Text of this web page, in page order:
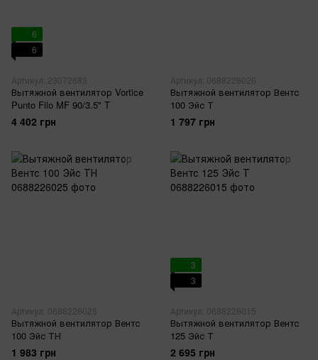
6
6
Артикул: 23072683
Вытяжной вентилятор Vortice
Punto Filo MF 90/3.5" T
4 402 грн
Артикул: 0688226026
Вытяжной вентилятор Вентс
100 Эйс Т
1 797 грн
Артикул: 0688226025
Вытяжной вентилятор Вентс
100 Эйс ТН
1 983 грн
3
3
Артикул: 0688226015
Вытяжной вентилятор Вентс
125 Эйс Т
2 695 грн